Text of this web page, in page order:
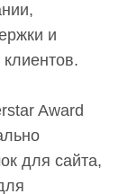
и
Award
для сайта,